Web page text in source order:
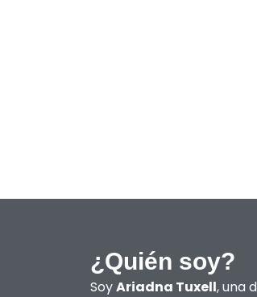
¿Quién soy?
SoyAriadna Tuxell, una